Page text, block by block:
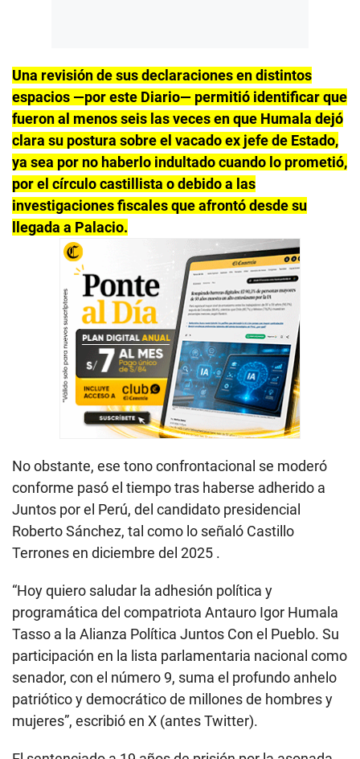
Una revisión de sus declaraciones en distintos
espacios —por este Diario— permitió identificar que
fueron al menos seis las veces en que Humala dejó
clara su postura sobre el vacado ex jefe de Estado,
ya sea por no haberlo indultado cuando lo prometió,
por el círculo castillista o debido a las
investigaciones fiscales que afrontó desde su
llegada a Palacio.
No obstante, ese tono confrontacional se moderó
conforme pasó el tiempo tras haberse adherido a
Juntos por el Perú, del candidato presidencial
Roberto Sánchez, tal como lo señaló Castillo
Terrones en diciembre del 2025 .
“Hoy quiero saludar la adhesión política y
programática del compatriota Antauro Igor Humala
Tasso a la Alianza Política Juntos Con el Pueblo. Su
participación en la lista parlamentaria nacional como
senador, con el número 9, suma el profundo anhelo
patriótico y democrático de millones de hombres y
mujeres”, escribió en X (antes Twitter).